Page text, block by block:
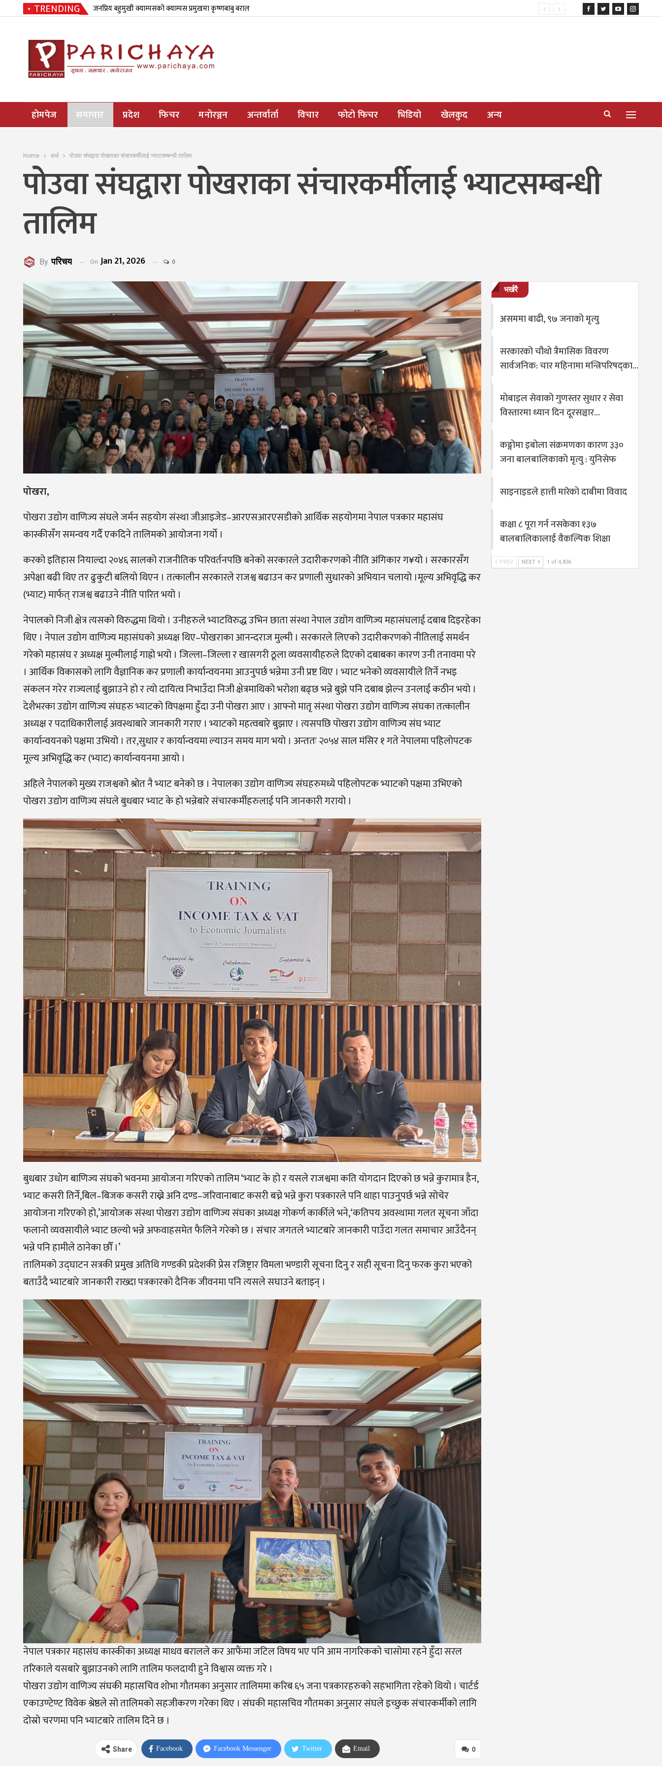
TRENDING जनप्रिय बहुमुखी क्याम्पसको क्याम्पस प्रमुखमा कृष्णबाबु बराल
होमपेज समाचार प्रदेश फिचर मनोरञ्जन अन्तर्वार्ता विचार फोटो फिचर भिडियो खेलकुद अन्य
Home अर्थ पोउवा संघद्वारा पोखराका संचारकर्मीलाई भ्याटसम्बन्धी तालिम
पोउवा संघद्वारा पोखराका संचारकर्मीलाई भ्याटसम्बन्धी
तालिम
By परिचय On Jan 21, 2026 0
पोखरा,
पोखरा उद्योग वाणिज्य संघले जर्मन सहयोग संस्था जीआइजेड–आरएसआरएसडीको आर्थिक सहयोगमा नेपाल पत्रकार महासंघ
कास्कीसँग समन्वय गर्दै एकदिने तालिमको आयोजना गर्यो ।
करको इतिहास नियाल्दा २०४६ सालको राजनीतिक परिवर्तनपछि बनेको सरकारले उदारीकरणको नीति अंगिकार ग¥यो । सरकारसँग
अपेक्षा बढी थिए तर ढुकुटी बलियो थिएन । तत्कालीन सरकारले राजश्व बढाउन कर प्रणाली सुधारको अभियान चलायो ।मूल्य अभिवृद्धि कर
(भ्याट) मार्फत् राजश्व बढाउने नीति पारित भयो ।
नेपालको निजी क्षेत्र त्यसको विरुद्धमा थियो । उनीहरुले भ्याटविरुद्ध उभिन छाता संस्था नेपाल उद्योग वाणिज्य महासंघलाई दबाब दिइरहेका
थिए । नेपाल उद्योग वाणिज्य महासंघको अध्यक्ष थिए–पोखराका आनन्दराज मुल्मी । सरकारले लिएको उदारीकरणको नीतिलाई समर्थन
गरेको महासंघ र अध्यक्ष मुल्मीलाई गाह्रो भयो । जिल्ला–जिल्ला र खासगरी ठूला व्यवसायीहरुले दिएको दबाबका कारण उनी तनावमा परे
। आर्थिक विकासको लागि वैज्ञानिक कर प्रणाली कार्यान्वयनमा आउनुपर्छ भन्नेमा उनी प्रष्ट थिए । भ्याट भनेको व्यवसायीले तिर्ने नभइ
संकलन गरेर राज्यलाई बुझाउने हो र त्यो दायित्व निभाउँदा निजी क्षेत्रमाथिको भरोशा बढ्छ भन्ने बुझे पनि दबाब झेल्न उनलाई कठीन भयो ।
देशैभरका उद्योग वाणिज्य संघहरु भ्याटको विपक्षमा हुँदा उनी पोखरा आए । आफ्नो मातृ संस्था पोखरा उद्योग वाणिज्य संघका तत्कालीन
अध्यक्ष र पदाधिकारीलाई अवस्थाबारे जानकारी गराए । भ्याटको महत्वबारे बुझाए । त्यसपछि पोखरा उद्योग वाणिज्य संघ भ्याट
कार्यान्वयनको पक्षमा उभियो । तर,सुधार र कार्यान्वयमा ल्याउन समय माग भयो । अन्ततः २०५४ साल मंसिर १ गते नेपालमा पहिलोपटक
मूल्य अभिवृद्धि कर (भ्याट) कार्यान्वयनमा आयो ।
अहिले नेपालको मुख्य राजश्वको श्रोत नै भ्याट बनेको छ । नेपालका उद्योग वाणिज्य संघहरुमध्ये पहिलोपटक भ्याटको पक्षमा उभिएको
पोखरा उद्योग वाणिज्य संघले बुधबार भ्याट के हो भन्नेबारे संचारकर्मीहरुलाई पनि जानकारी गरायो ।
बुधबार उधोग बाणिज्य संघको भवनमा आयोजना गरिएको तालिम ‘भ्याट के हो र यसले राजश्वमा कति योगदान दिएको छ भन्ने कुरामात्र हैन,
भ्याट कसरी तिर्ने,बिल–बिजक कसरी राख्ने अनि दण्ड–जरिवानाबाट कसरी बच्ने भन्ने कुरा पत्रकारले पनि थाहा पाउनुपर्छ भन्ने सोचेर
आयोजना गरिएको हो,’आयोजक संस्था पोखरा उद्योग वाणिज्य संघका अध्यक्ष गोकर्ण कार्कीले भने,‘कतिपय अवस्थामा गलत सूचना जाँदा
फलानो व्यवसायीले भ्याट छल्यो भन्ने अफवाहसमेत फैलिने गरेको छ । संचार जगतले भ्याटबारे जानकारी पाउँदा गलत समाचार आउँदैनन्
भन्ने पनि हामीले ठानेका छौँ ।’
तालिमको उद्घाटन सत्रकी प्रमुख अतिथि गण्डकी प्रदेशकी प्रेस रजिष्ट्रार विमला भण्डारी सूचना दिनु र सही सूचना दिनु फरक कुरा भएको
बताउँदै भ्याटबारे जानकारी राख्दा पत्रकारको दैनिक जीवनमा पनि त्यसले सघाउने बताइन् ।
नेपाल पत्रकार महासंघ कास्कीका अध्यक्ष माधव बरालले कर आफैंमा जटिल विषय भए पनि आम नागरिकको चासोमा रहने हुँदा सरल
तरिकाले यसबारे बुझाउनको लागि तालिम फलदायी हुने विश्वास व्यक्त गरे ।
पोखरा उद्योग वाणिज्य संघकी महासचिव शोभा गौतमका अनुसार तालिममा करिब ६५ जना पत्रकारहरुको सहभागिता रहेको थियो । चार्टर्ड
एकाउण्टेण्ट विवेक श्रेष्ठले सो तालिमको सहजीकरण गरेका थिए । संघकी महासचिव गौतमका अनुसार संघले इच्छुक संचारकर्मीको लागि
दोस्रो चरणमा पनि भ्याटबारे तालिम दिने छ ।
0
Share Facebook Facebook Messenger Twitter Email
भर्खरै
असममा बाढी, ९७ जनाको मृत्यु
सरकारको चौथो त्रैमासिक विवरण
सार्वजनिक: चार महिनामा मन्त्रिपरिषद्का…
मोबाइल सेवाको गुणस्तर सुधार र सेवा
विस्तारमा ध्यान दिन दूरसञ्चार…
कङ्गोमा इबोला संक्रमणका कारण ३३०
जना बालबालिकाको मृत्यु : युनिसेफ
साइनाइडले हात्ती मारेको दाबीमा विवाद
कक्षा ८ पूरा गर्न नसकेका १३७
बालबालिकालाई वैकल्पिक शिक्षा
PREV NEXT 1 of 4,836